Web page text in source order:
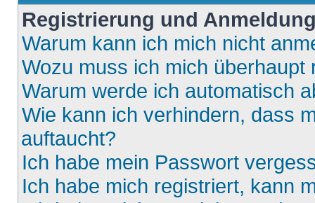
Registrierung und
Warum kann ich mich nicht
Wozu muss ich mich überhaupt
Warum werde ich automatisch
Wie kann ich verhindern, dass
auftaucht?
Ich habe mein Passwort
Ich habe mich registriert, kann